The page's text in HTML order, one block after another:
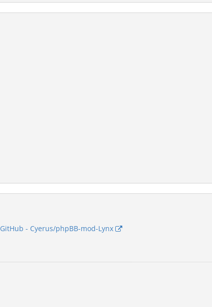
GitHub - Cyerus/phpBB-mod-Lynx